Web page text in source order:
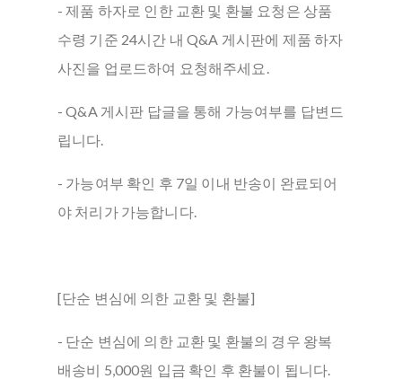
- 제품 하자로 인한 교환 및 환불 요청은 상품
수령 기준 24시간 내 Q&A 게시판에 제품 하자
사진을 업로드하여 요청해주세요.
- Q&A 게시판 답글을 통해 가능여부를 답변드
립니다.
- 가능여부 확인 후 7일 이내 반송이 완료되어
야 처리가 가능합니다.
[단순 변심에 의한 교환 및 환불]
- 단순 변심에 의한 교환 및 환불의 경우 왕복
배송비 5,000원 입금 확인 후 환불이 됩니다.